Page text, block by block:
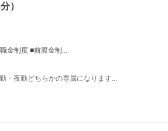
）
金制度 ■前渡金制...
夜勤どちらかの専属になります...